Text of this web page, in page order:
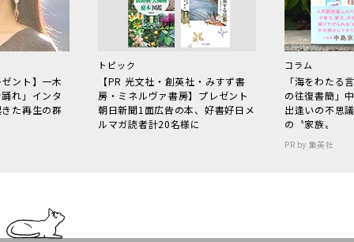
ント】一木
れ」インタ
た再生の群
トピック
【PR 光文社・創英社・みすず書
房・ミネルヴァ書房】プレゼント
朝日新聞1面広告の本、好書好日メ
ルマガ読者計20名様に
コラム
「海をわた
の往復書簡」
出逢いの不思
の〝家族〟
PR by 集英社